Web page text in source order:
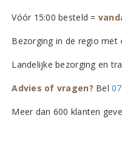
Vóór 15:00 besteld =
Bezorging in de regio met
Landelijke bezorging en
Advies of vragen? Bel
Meer dan 600 klanten